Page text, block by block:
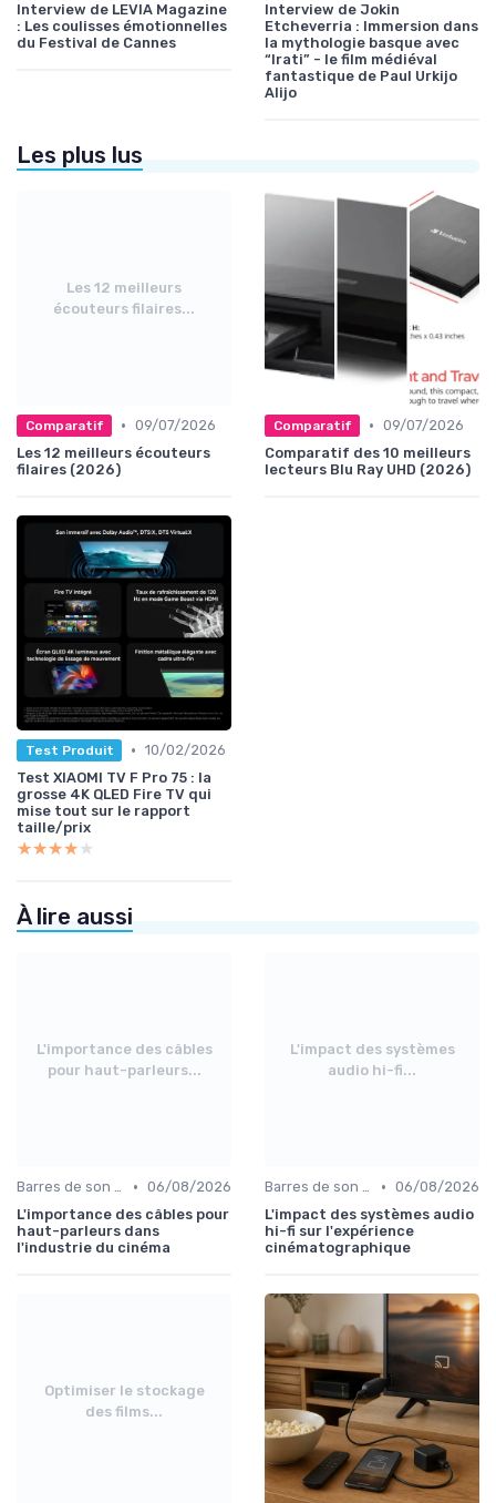
Interview de LEVIA Magazine
: Les coulisses émotionnelles
du Festival de Cannes
Interview de Jokin
Etcheverria : Immersion dans
la mythologie basque avec
“Irati” - le film médiéval
fantastique de Paul Urkijo
Alijo
Les plus lus
Les 12 meilleurs
écouteurs filaires...
Comparatif • 09/07/2026
Les 12 meilleurs écouteurs
filaires (2026)
Comparatif • 09/07/2026
Comparatif des 10 meilleurs
lecteurs Blu Ray UHD (2026)
Test Produit • 10/02/2026
Test XIAOMI TV F Pro 75 : la
grosse 4K QLED Fire TV qui
mise tout sur le rapport
taille/prix
★★★★★
★★★★★
À lire aussi
L'importance des câbles
pour haut-parleurs...
Barres de son et enceintes • 06/08/2026
L'importance des câbles pour
haut-parleurs dans
l'industrie du cinéma
L'impact des systèmes
audio hi-fi...
Barres de son et enceintes • 06/08/2026
L'impact des systèmes audio
hi-fi sur l'expérience
cinématographique
Optimiser le stockage
des films...